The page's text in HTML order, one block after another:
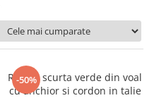
-50%
Rochie scurta verde din voal
cu anchior si cordon in talie